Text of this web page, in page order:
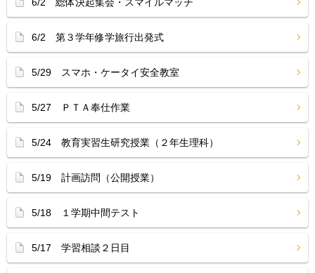
6/2 第３学年修学旅行出発式
5/29 スマホ・ケータイ安全教室
5/27 ＰＴＡ奉仕作業
5/24 教育実習生研究授業（２年生理科）
5/19 計画訪問（公開授業）
5/18 １学期中間テスト
5/17 学習相談２日目